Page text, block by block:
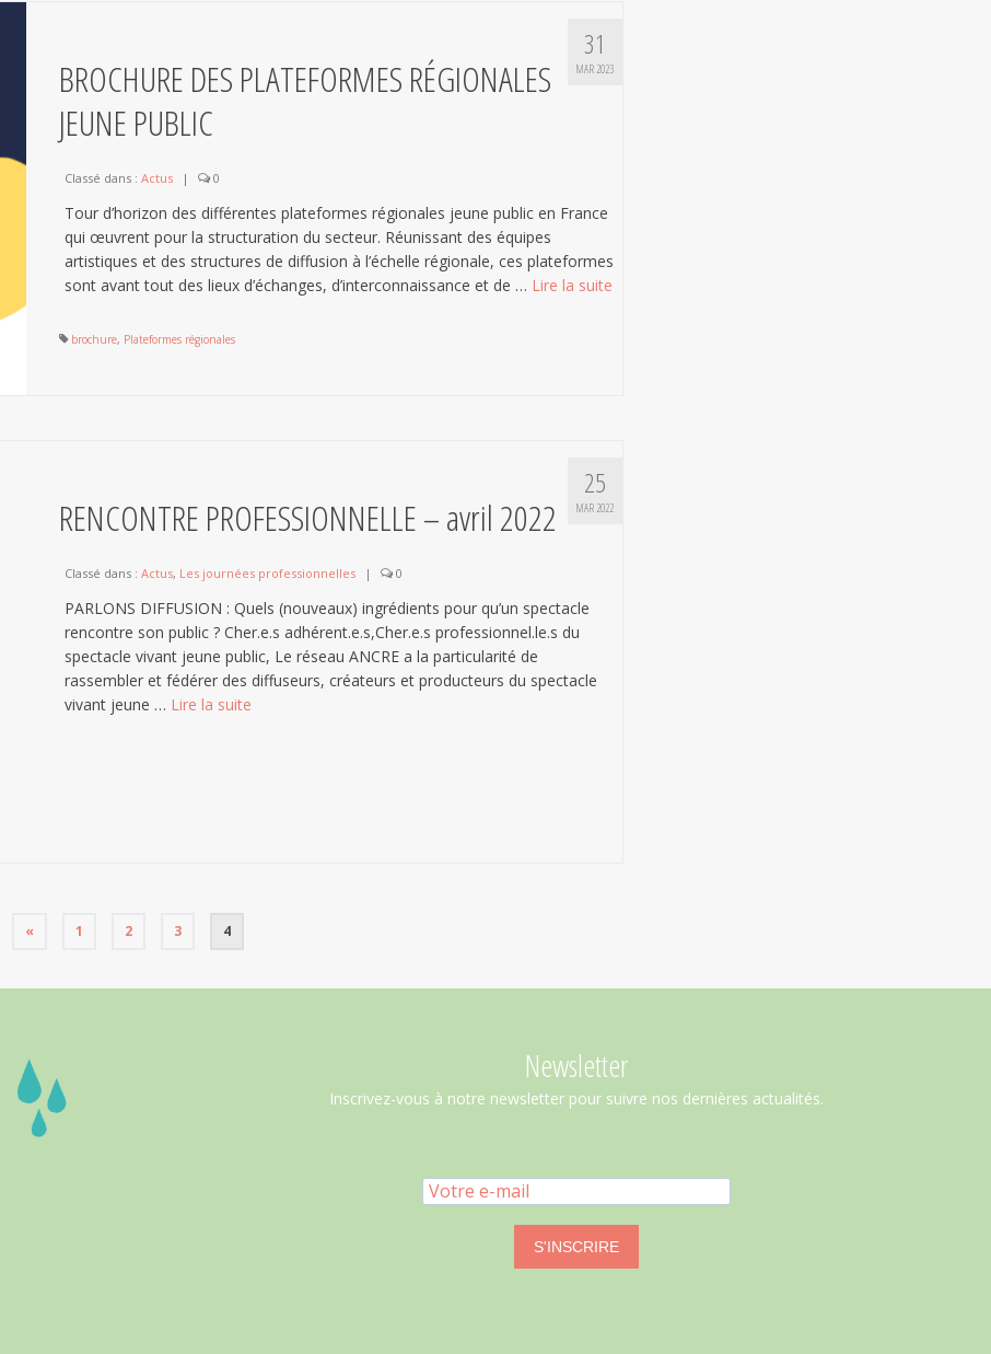
31
MAR 2023
BROCHURE DES PLATEFORMES RÉGIONALES
JEUNE PUBLIC
Classé dans :Actus | 0
Tour d’horizon des différentes plateformes régionales jeune public en France
qui œuvrent pour la structuration du secteur. Réunissant des équipes
artistiques et des structures de diffusion à l’échelle régionale, ces plateformes
sont avant tout des lieux d’échanges, d’interconnaissance et de … Lire la suite­­
brochure, Plateformes régionales
25
MAR 2022
RENCONTRE PROFESSIONNELLE – avril 2022
Classé dans :Actus, Les journées professionnelles | 0
PARLONS DIFFUSION : Quels (nouveaux) ingrédients pour qu’un spectacle
rencontre son public ? Cher.e.s adhérent.e.s,Cher.e.s professionnel.le.s du
spectacle vivant jeune public, Le réseau ANCRE a la particularité de
rassembler et fédérer des diffuseurs, créateurs et producteurs du spectacle
vivant jeune … Lire la suite­­
« 1 2 3 4
Newsletter
Inscrivez-vous à notre newsletter pour suivre nos dernières actualités.
S'INSCRIRE